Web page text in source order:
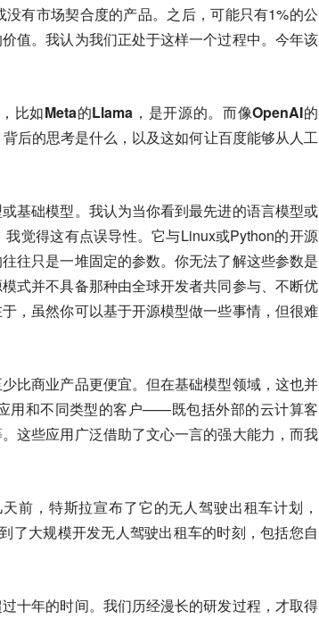
有市场契合度的产品。之后，可能只有1%的公
值。我认为我们正处于这样一个过程中。今年该
比如Meta的Llama，是开源的。而像OpenAI的
后的思考是什么，以及这如何让百度能够从人工
基础模型。我认为当你看到最先进的语言模型或
觉得这有点误导性。它与Linux或Python的开源
往只是一堆固定的参数。你无法了解这些参数是
式并不具备那种由全球开发者共同参与、不断优
，虽然你可以基于开源模型做一些事情，但很难
比商业产品更便宜。但在基础模型领域，这也并
用和不同类型的客户——既包括外部的云计算客
这些应用广泛借助了文心一言的强大能力，而我
前，特斯拉宣布了它的无人驾驶出租车计划，
了大规模开发无人驾驶出租车的时刻，包括您自
十年的时间。我们历经漫长的研发过程，才取得